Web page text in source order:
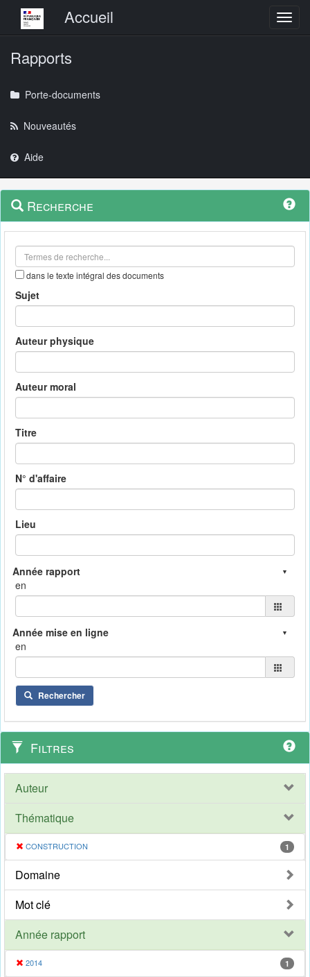
Menu principalAccueil
Rapports
Porte-documents
Nouveautés
Aide
Navigation
outils
Menu
contextuel
Recherche
dans le texte intégral des documents
Sujet
Auteur physique
Auteur moral
Titre
N° d'affaire
Lieu
en
en
Rechercher
Filtres
Auteur
Thématique
CONSTRUCTION 1
Domaine
Mot clé
Année rapport
2014 1